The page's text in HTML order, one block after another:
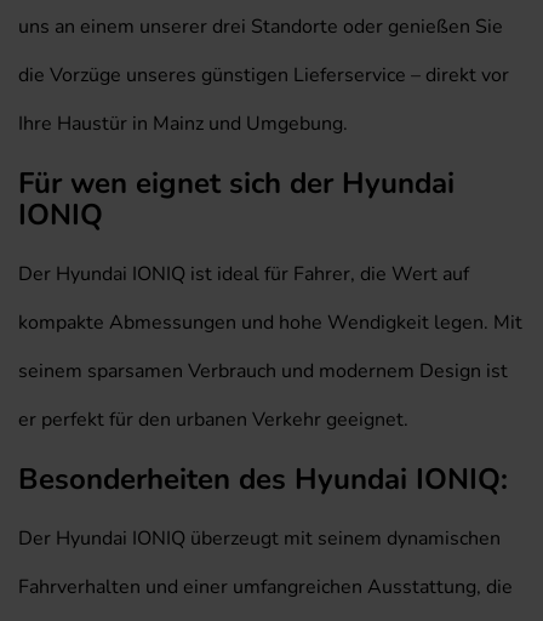
uns an einem unserer drei Standorte oder genießen Sie
die Vorzüge unseres günstigen Lieferservice – direkt vor
Ihre Haustür in Mainz und Umgebung.
Für wen eignet sich der Hyundai
IONIQ
Der Hyundai IONIQ ist ideal für Fahrer, die Wert auf
kompakte Abmessungen und hohe Wendigkeit legen. Mit
seinem sparsamen Verbrauch und modernem Design ist
er perfekt für den urbanen Verkehr geeignet.
Besonderheiten des Hyundai IONIQ:
Der Hyundai IONIQ überzeugt mit seinem dynamischen
Fahrverhalten und einer umfangreichen Ausstattung, die